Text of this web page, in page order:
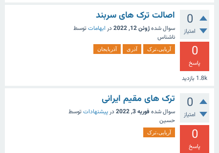
0
امتیاز
0
پاسخ
1.8k بازدید
اصالت ترک های سربند
سوال شدهژوئن 12, 2022 در ابهامات توسط
ناشناس
آریایی،ترک آذری آذربایجان
0
امتیاز
0
پاسخ
ترک های مقیم ایرانی
سوال شده فوریه 3, 2022 در پیشنهادات توسط
حسین
آریایی،ترک